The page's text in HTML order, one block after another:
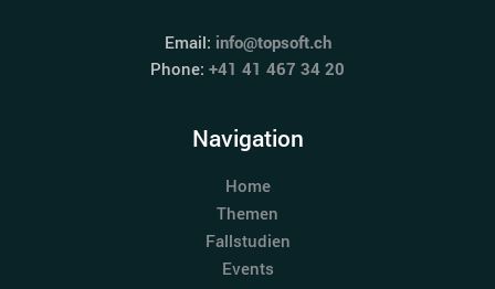
Email: info@topsoft.ch
Phone: +41 41 467 34 20
Navigation
Home
Themen
Fallstudien
Events